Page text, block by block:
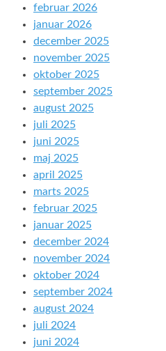
februar 2026
januar 2026
december 2025
november 2025
oktober 2025
september 2025
august 2025
juli 2025
juni 2025
maj 2025
april 2025
marts 2025
februar 2025
januar 2025
december 2024
november 2024
oktober 2024
september 2024
august 2024
juli 2024
juni 2024